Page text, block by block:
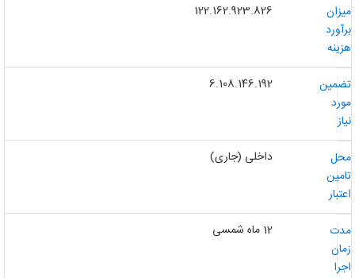
122.162.923.826
6.108.146.192
داخلی (جاری)
12 ماه شمسی